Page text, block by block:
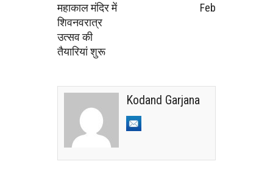
महाकाल मंदिर में
शिवनवरात्र
उत्सव की
तैयारियां शुरू
Feb
Kodand Garjana